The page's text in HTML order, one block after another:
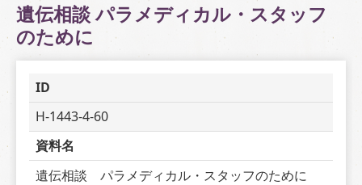
遺伝相談 パラメディカル・スタッフ
のために
ID
H-1443-4-60
資料名
遺伝相談　パラメディカル・スタッフのために